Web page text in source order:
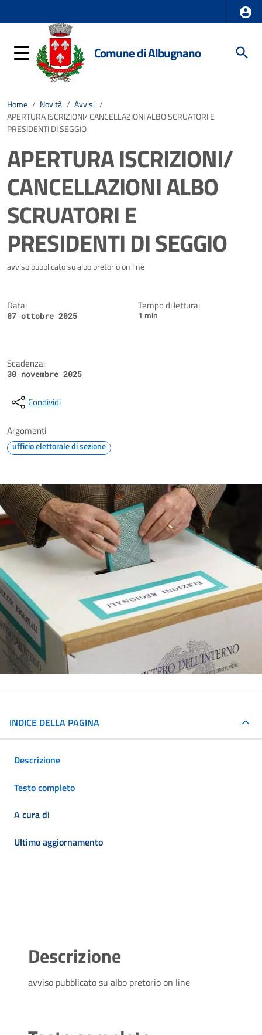
Comune di Albugnano
Home / Novità / Avvisi /
APERTURA ISCRIZIONI/ CANCELLAZIONI ALBO SCRUATORI E
PRESIDENTI DI SEGGIO
APERTURA ISCRIZIONI/
CANCELLAZIONI ALBO
SCRUATORI E
PRESIDENTI DI SEGGIO
Dettagli della notizia
avviso pubblicato su albo pretorio on line
Data:
07 ottobre 2025
Tempo di lettura:
1 min
Scadenza:
30 novembre 2025
Condividi
Argomenti
ufficio elettorale di sezione
INDICE DELLA PAGINA
Descrizione
Testo completo
A cura di
Ultimo aggiornamento
Descrizione
avviso pubblicato su albo pretorio on line